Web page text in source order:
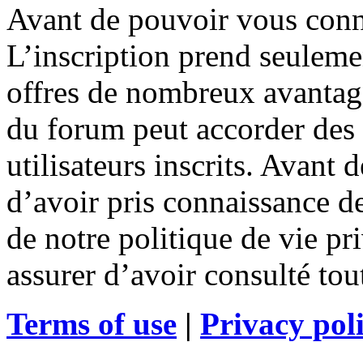
Avant de pouvoir vous
L’inscription prend
offres de nombreux
du forum peut accorder
utilisateurs inscrits. Avant
d’avoir pris connaissance
de notre politique de vie
assurer d’avoir consulté
Terms of use | Privacy